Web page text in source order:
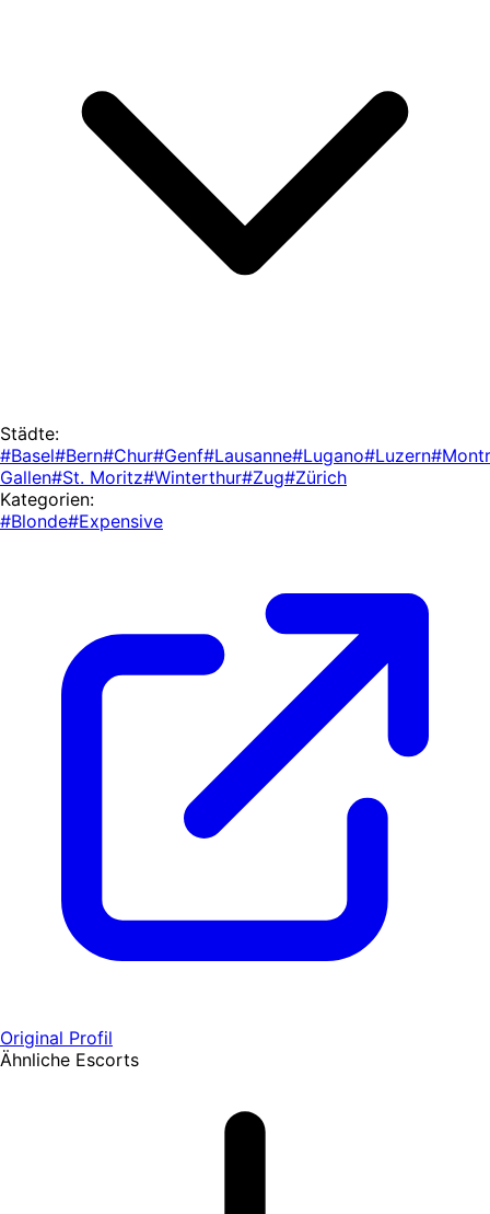
Städte:
#Basel#Bern#Chur#Genf#Lausanne#Lugano#Luzern
Gallen#St. Moritz#Winterthur#Zug#Zürich
Kategorien:
#Blonde#Expensive
Original Profil
Ähnliche Escorts